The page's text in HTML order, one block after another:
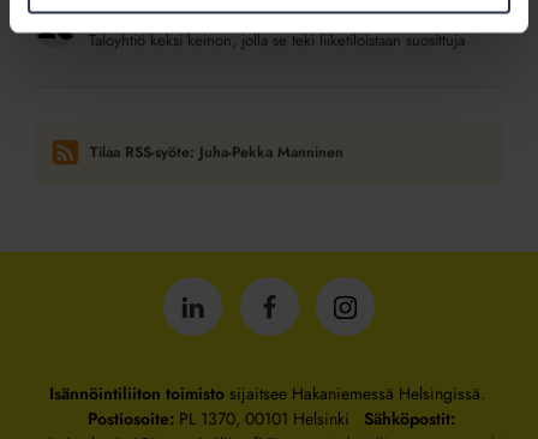
12.5.2026 Kotitalolehti.fi
Taloyhtiö keksi keinon, jolla se teki liiketiloistaan suosittuja
Tilaa RSS-syöte: Juha-Pekka Manninen
Isännöintiliitto
LinkedInissä
Isännöintiliitto
Facebookissa
Isännöintiliitto
Instagrammissa
Isännöintiliiton toimistosijaitsee Hakaniemessä Helsingissä.
Postiosoite: PL 1370, 00101 Helsinki Sähköpostit: